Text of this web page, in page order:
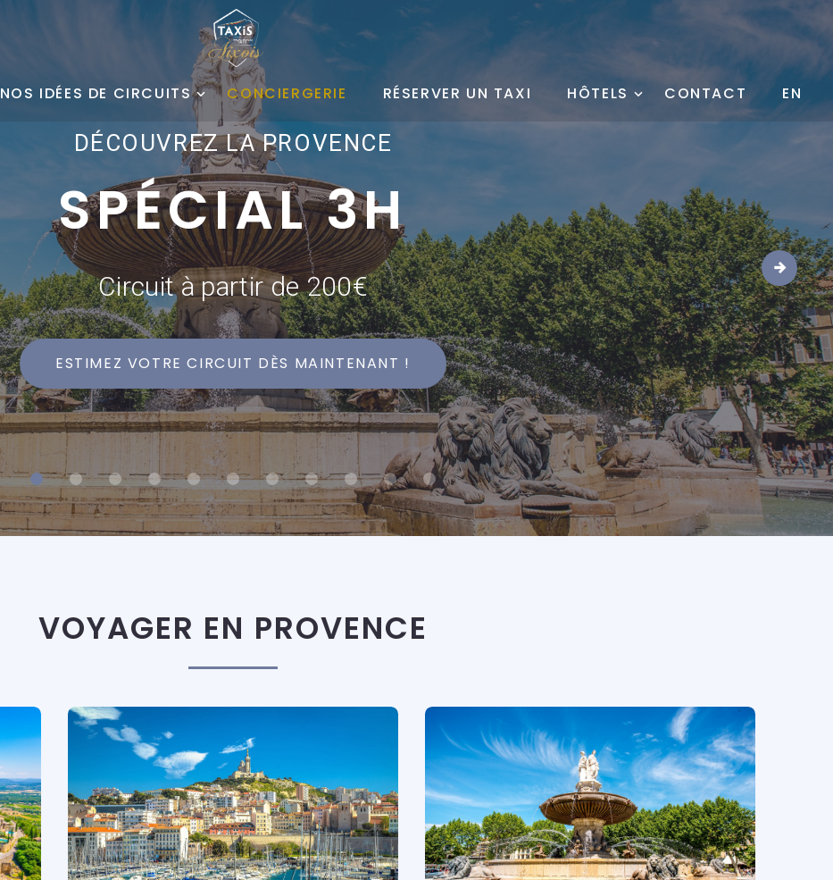
NOS IDÉES DE CIRCUITS CONCIERGERIE RÉSERVER UN TAXI HÔTELS CONTACT EN
DÉCOUVREZ LA PROVENCE
SPÉCIAL 3H
Circuit à partir de 200€
ESTIMEZ VOTRE CIRCUIT DÈS MAINTENANT !
VOYAGER EN PROVENCE